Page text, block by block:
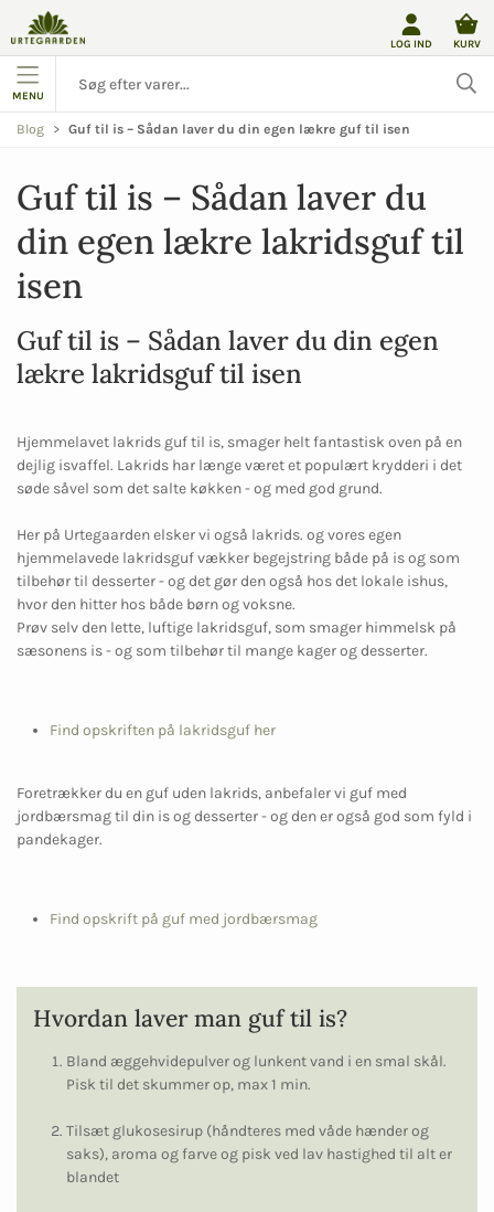
LOG IND KURV
MENU
Blog Guf til is – Sådan laver du din egen lækre guf til isen
Guf til is – Sådan laver du
din egen lækre lakridsguf til
isen
Guf til is – Sådan laver du din egen
lækre lakridsguf til isen
Hjemmelavet lakrids guf til is, smager helt fantastisk oven på en
dejlig isvaffel. Lakrids har længe været et populært krydderi i det
søde såvel som det salte køkken - og med god grund.
Her på Urtegaarden elsker vi også lakrids. og vores egen
hjemmelavede lakridsguf vækker begejstring både på is og som
tilbehør til desserter - og det gør den også hos det lokale ishus,
hvor den hitter hos både børn og voksne.
Prøv selv den lette, luftige lakridsguf, som smager himmelsk på
sæsonens is - og som tilbehør til mange kager og desserter.
Find opskriften på lakridsguf her
Foretrækker du en guf uden lakrids, anbefaler vi guf med
jordbærsmag til din is og desserter - og den er også god som fyld i
pandekager.
Find opskrift på guf med jordbærsmag
Hvordan laver man guf til is?
Bland æggehvidepulver og lunkent vand i en smal skål.
Pisk til det skummer op, max 1 min.
Tilsæt glukosesirup (håndteres med våde hænder og
saks), aroma og farve og pisk ved lav hastighed til alt er
blandet